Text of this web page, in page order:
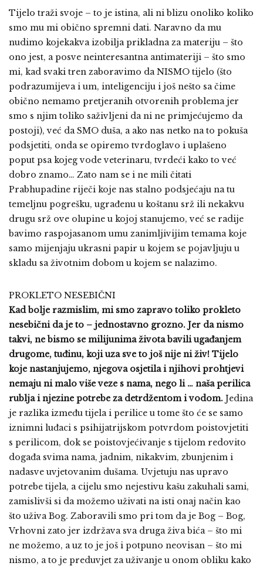
Tijelo traži svoje – to je istina, ali ni blizu onoliko koliko
smo mu mi obično spremni dati. Naravno da mu
nudimo kojekakva izobilja prikladna za materiju – što
ono jest, a posve neinteresantna antimateriji – što smo
mi, kad svaki tren zaboravimo da NISMO tijelo (što
podrazumijeva i um, inteligenciju i još nešto sa čime
obično nemamo pretjeranih otvorenih problema jer
smo s njim toliko saživljeni da ni ne primjećujemo da
postoji), već da SMO duša, a ako nas netko na to pokuša
podsjetiti, onda se opiremo tvrdoglavo i uplašeno
poput psa kojeg vode veterinaru, tvrdeći kako to već
dobro znamo… Zato nam se i ne mili čitati
Prabhupadine riječi koje nas stalno podsjećaju na tu
temeljnu pogrešku, ugrađenu u koštanu srž ili nekakvu
drugu srž ove olupine u kojoj stanujemo, već se radije
bavimo raspojasanom umu zanimljivijim temama koje
samo mijenjaju ukrasni papir u kojem se pojavljuju u
skladu sa životnim dobom u kojem se nalazimo.
PROKLETO NESEBIČNI
Kad bolje razmislim, mi smo zapravo toliko prokleto
nesebični da je to – jednostavno grozno. Jer da nismo
takvi, ne bismo se milijunima života bavili ugađanjem
drugome, tuđinu, koji uza sve to još nije ni živ! Tijelo
koje nastanjujemo, njegova osjetila i njihovi prohtjevi
nemaju ni malo više veze s nama, nego li … naša perilica
rublja i njezine potrebe za detrdžentom i vodom. Jedina
je razlika između tijela i perilice u tome što će se samo
iznimni luđaci s psihijatrijskom potvrdom poistovjetiti
s perilicom, dok se poistovjećivanje s tijelom redovito
događa svima nama, jadnim, nikakvim, zbunjenim i
nadasve uvjetovanim dušama. Uvjetuju nas upravo
potrebe tijela, a cijelu smo nejestivu kašu zakuhali sami,
zamislivši si da možemo uživati na isti onaj način kao
što uživa Bog. Zaboravili smo pri tom da je Bog – Bog,
Vrhovni zato jer izdržava sva druga živa bića – što mi
ne možemo, a uz to je još i potpuno neovisan – što mi
nismo, a to je preduvjet za uživanje u onom obliku kako